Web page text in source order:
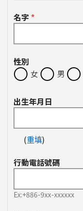
名字 *
性別
女
男
出生年月日
(重填)
行動電話號碼
Ex:+886-9xx-xxxxxx